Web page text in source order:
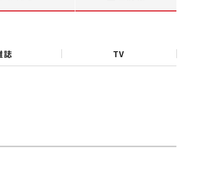
誌 TV